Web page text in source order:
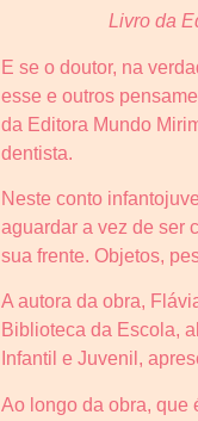
Livro da
E se o doutor, na
esse e outros
da Editora Mundo
dentista.
Neste conto
aguardar a vez de ser
sua frente. Objetos,
A autora da obra,
Biblioteca da Escola,
Infantil e Juvenil,
Ao longo da obra, que